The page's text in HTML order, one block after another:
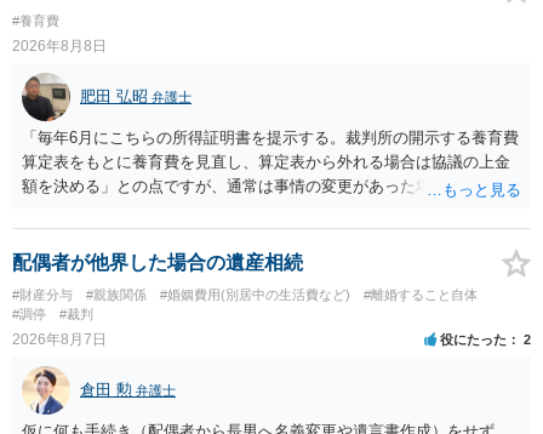
#養育費
2026年8月8日
肥田 弘昭 弁護士
「毎年6月にこちらの所得証明書を提示する。裁判所の開示する養育費
算定表をもとに養育費を見直し、算定表から外れる場合は協議の上金
額を決める」との点ですが、通常は事情の変更があった場合に変更し
来なかった事情の変更により双方協議の上増減出来る」と「通知義務
に勤務先」が含まれているので、私に収入が入った事は相手に通知が
行く事になり、上記のような文言が無くても養育費の見直しは適宜出
来るかと思うのですが違うのでしょうか？との点はそのとおりかと思
います。養育費は事情の変更があった場合に変更するので毎年見直す
配偶者が他界した場合の遺産相続
#財産分与 #親族関係 #婚姻費用(別居中の生活費など)
#離婚すること自体
#調停
#裁判
2026年8月7日 役にたった 2
倉田 勲 弁護士
仮に何も手続き（配偶者から長男へ名義変更や遺言書作成）をせず、